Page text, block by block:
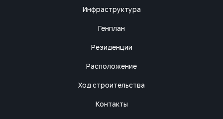
Инфраструктура
Генплан
Резиденции
Расположение
Ход строительства
Контакты